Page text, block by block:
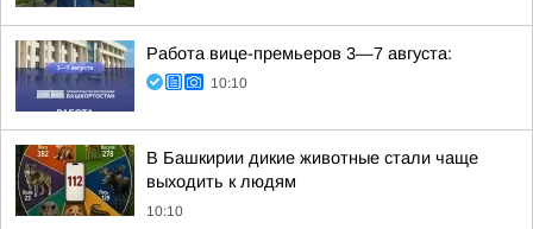
Работа вице-премьеров 3—7 августа:
10:10
В Башкирии дикие животные стали чаще
выходить к людям
10:10